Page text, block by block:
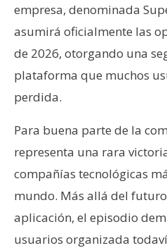
empresa, denominada
asumirá oficialmente las
de 2026, otorgando una
plataforma que muchos
perdida.
Para buena parte de la
representa una rara
compañías tecnológicas
mundo. Más allá del
aplicación, el episodio
usuarios organizada